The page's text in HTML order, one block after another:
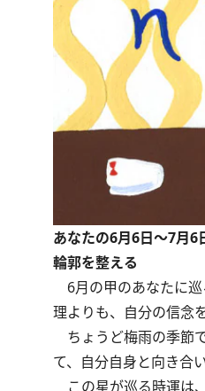
あなたの6月6日～7月6
輪郭を整える
6月の甲のあなたに巡
理よりも、自分の信念
ちょうど梅雨の季節
て、自分自身と向き合
この星が巡る時運は